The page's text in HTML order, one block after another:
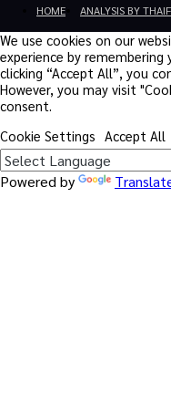
HOME ANALYSIS BY
We use cookies on our
experience by
clicking “Accept All”, you
However, you may visit
consent.
Cookie Settings Accept All
Powered by